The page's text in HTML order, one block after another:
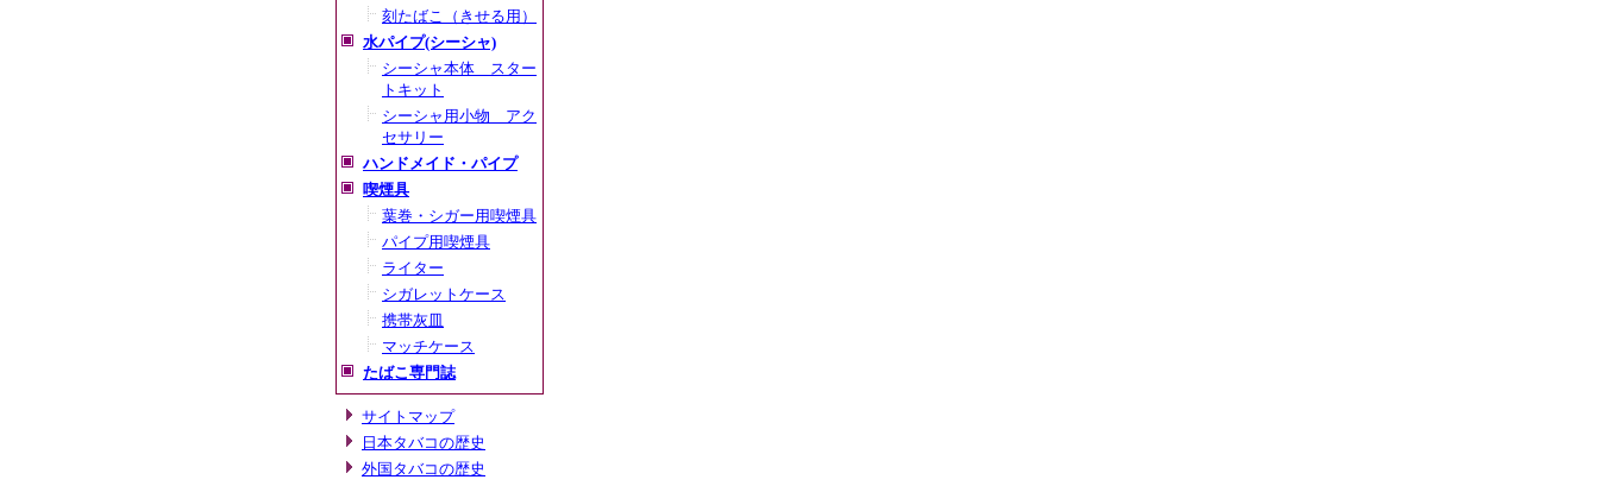
刻たばこ（きせる用）
水パイプ(シーシャ)
シーシャ本体＿スター
トキット
シーシャ用小物＿アク
セサリー
ハンドメイド・パイプ
喫煙具
葉巻・シガー用喫煙具
パイプ用喫煙具
ライター
シガレットケース
携帯灰皿
マッチケース
たばこ専門誌
サイトマップ
日本タバコの歴史
外国タバコの歴史